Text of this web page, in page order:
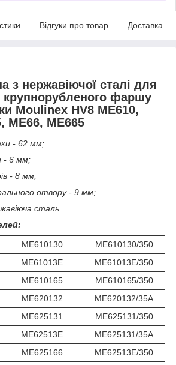
Відгуки про товар Доставка
з нержавіючої сталі для
крупнорубленого фаршу
Moulinex HV8 ME610,
ME66, ME665
- 62 мм;
- 6 мм;
- 8 мм;
отвору - 9 мм;
сталь.
ME610130
ME610130/350
ME61013E
ME61013E/350
ME610165
ME610165/350
ME620132
ME620132/35A
ME625131
ME625131/350
ME62513E
ME625131/35A
ME625166
ME62513E/350